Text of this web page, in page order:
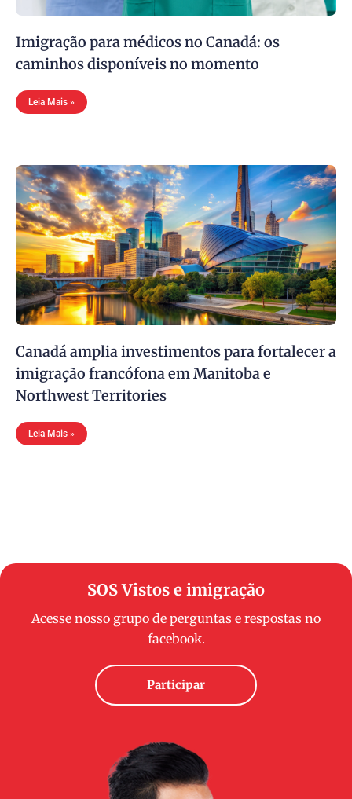
Imigração para médicos no Canadá: os
caminhos disponíveis no momento
Leia Mais »
Canadá amplia investimentos para fortalecer a
imigração francófona em Manitoba e
Northwest Territories
Leia Mais »
SOS Vistos e imigração
Acesse nosso grupo de perguntas e respostas no
facebook.
Participar